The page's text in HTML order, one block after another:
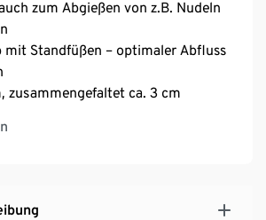
zum Abgießen von z.B. Nudeln
mit Standfüßen – optimaler Abfluss
zusammengefaltet ca. 3 cm